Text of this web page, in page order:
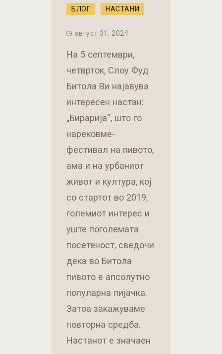
БЛОГ НАСТАНИ
август 31, 2024
На 5 септември,
четврток, Слоу Фуд
Битола Ви најавува
интересен настан:
„Бирарија“, што го
нарековме-
фестивал на пивото,
ама и на урбаниот
живот и култура, кој
со стартот во 2019,
големиот интерес и
уште поголемата
посетеност, сведочи
дека во Битола
пивото е апсолутно
популарна пијачка.
Затоа закажуваме
повторна средба.
Настанот е значаен